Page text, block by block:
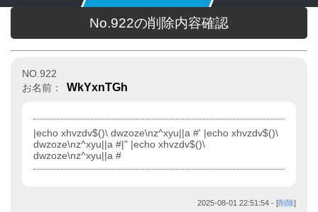
No.922の削除内容確認
NO.922
お名前：
WkYxnTGh
|echo xhvzdv$()\ dwzoze\nz^xyu||a #' |echo xhvzdv$()\
dwzoze\nz^xyu||a #|" |echo xhvzdv$()\
dwzoze\nz^xyu||a #
2025-08-01 22:51:54 - [削除]